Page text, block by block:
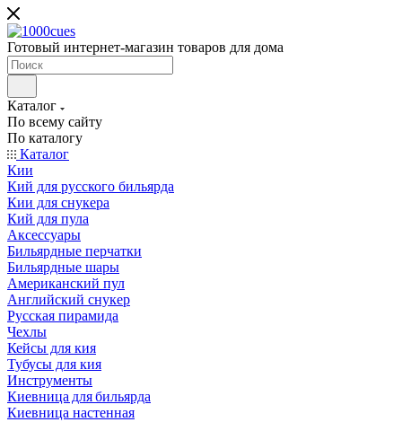
Готовый интернет-магазин товаров для дома
Каталог
По всему сайту
По каталогу
Каталог
Кии
Кий для русского бильярда
Кии для снукера
Кий для пула
Аксессуары
Бильярдные перчатки
Бильярдные шары
Американский пул
Английский снукер
Русская пирамида
Чехлы
Кейсы для кия
Тубусы для кия
Инструменты
Киевница для бильярда
Киевница настенная